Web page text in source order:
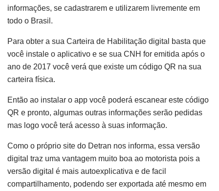
informações, se cadastrarem e utilizarem livremente em
todo o Brasil.
Para obter a sua Carteira de Habilitação digital basta que
você instale o aplicativo e se sua CNH for emitida após o
ano de 2017 você verá que existe um código QR na sua
carteira física.
Então ao instalar o app você poderá escanear este código
QR e pronto, algumas outras informações serão pedidas
mas logo você terá acesso à suas informação.
Como o próprio site do Detran nos informa, essa versão
digital traz uma vantagem muito boa ao motorista pois a
versão digital é mais autoexplicativa e de facil
compartilhamento, podendo ser exportada até mesmo em